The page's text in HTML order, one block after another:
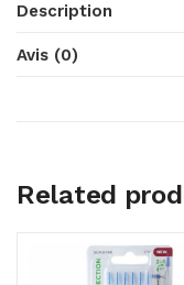
Description
Avis (0)
Related